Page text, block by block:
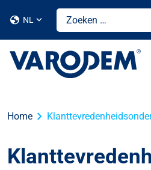
globe NL
Home chevron_right